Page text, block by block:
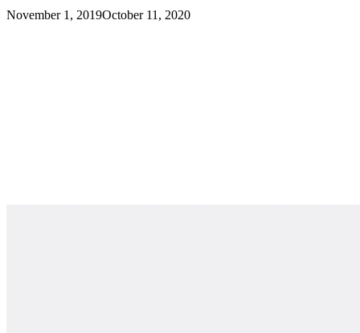
November 1, 2019October 11, 2020